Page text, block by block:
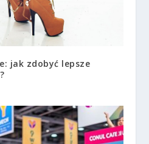
jak zdobyć lepsze